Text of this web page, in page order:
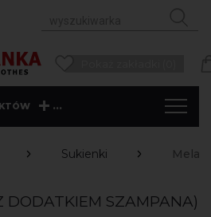
...
Sukienki
DODATKIEM SZAMPANA)